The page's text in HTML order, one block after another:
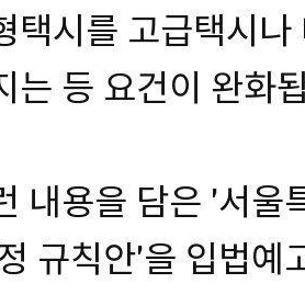
택시를 고급택시
는 등 요건이 완화
내용을 담은 '서울
규칙안'을 입법예